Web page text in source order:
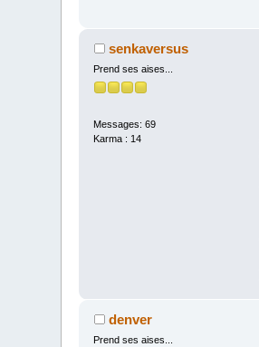
senkaversus
Prend ses aises...
Messages: 69
Karma : 14
denver
Prend ses aises...